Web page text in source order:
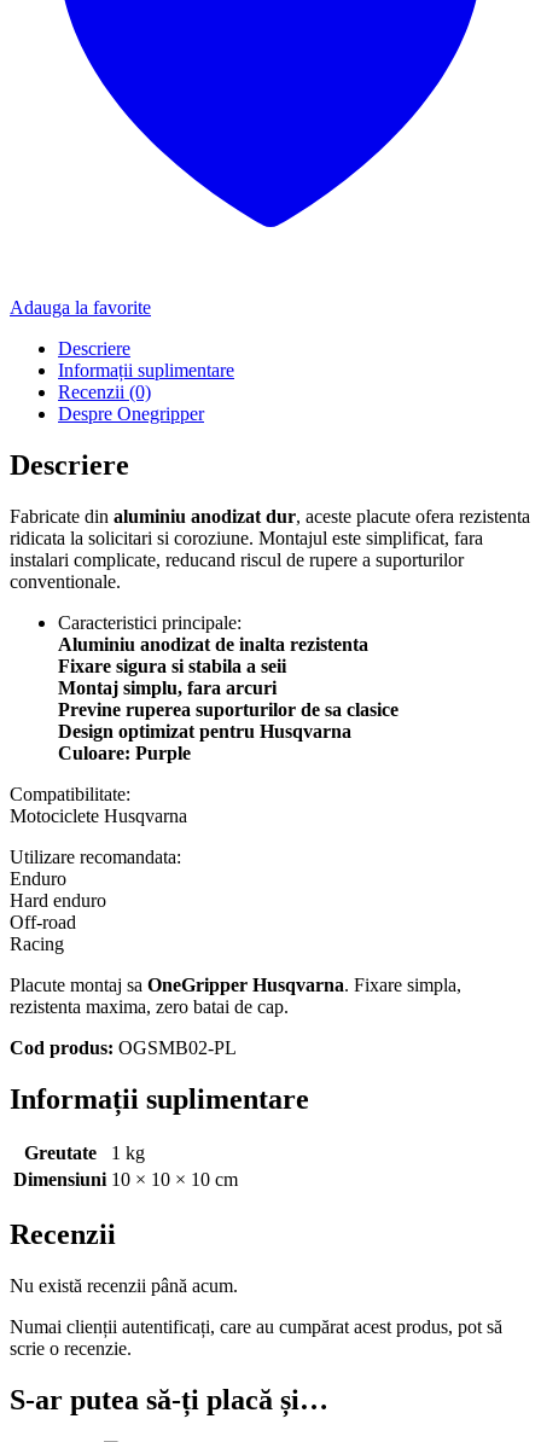
Adauga la favorite
Descriere
Informații suplimentare
Recenzii (0)
Despre Onegripper
Descriere
Fabricate din aluminiu anodizat dur, aceste placute ofera rezistenta
ridicata la solicitari si coroziune. Montajul este simplificat, fara
instalari complicate, reducand riscul de rupere a suporturilor
conventionale.
Caracteristici principale:
Aluminiu anodizat de inalta rezistenta
Fixare sigura si stabila a seii
Montaj simplu, fara arcuri
Previne ruperea suporturilor de sa clasice
Design optimizat pentru Husqvarna
Culoare: Purple
Compatibilitate:
Motociclete Husqvarna
Utilizare recomandata:
Enduro
Hard enduro
Off-road
Racing
Placute montaj sa OneGripper Husqvarna. Fixare simpla,
rezistenta maxima, zero batai de cap.
Cod produs: OGSMB02-PL
Informații suplimentare
Greutate
1 kg
Dimensiuni 10 × 10 × 10 cm
Recenzii
Nu există recenzii până acum.
Numai clienții autentificați, care au cumpărat acest produs, pot să
scrie o recenzie.
S-ar putea să-ți placă și…